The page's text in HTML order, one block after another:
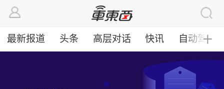
最新报道 头条 高层对话 快讯 自动驾驶
╋